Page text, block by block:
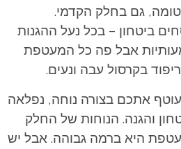
גם בחלק הקדמי.
ביטחון – בכל נעל ההגנות
אבל פה כל המעטפת
בקרסול עבה ונעים.
אתכם בצורה נוחה, נפלאה
והגנה. הנוחות של החלק
היא ברמה גבוהה. אבל יש